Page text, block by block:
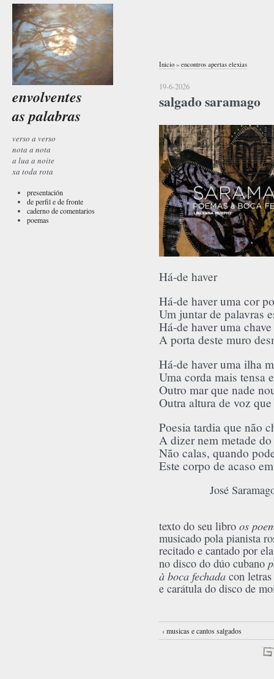
envolventes
as palabras
verso a verso
nota a nota
a lua a noite
xa toda rota
presentación
de perfil e de fronte
caderno de comentarios
poemas
Inicio » encontros apertas elexias
19-6-2026
salgado saramago
Há-de haver
Há-de haver uma cor
Um juntar de palavras
Há-de haver uma
A porta deste muro
Há-de haver uma ilha
Uma corda mais tensa
Outro mar que nade
Outra altura de voz
Poesia tardia que não
A dizer nem metade do
Não calas, quando
Este corpo de acaso
José
texto do seu libro os
musicado pola pianista
recitado e cantado por
no disco do dúo cubano
à boca fechada con
e carátula do disco de
‹ musicas e cantos salgados